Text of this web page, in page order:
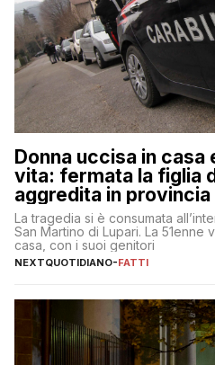
Donna uccisa in casa
vita: fermata la figlia
aggredita in provincia
La tragedia si è consumata
San Martino di Lupari. La 51enne
casa, con i suoi genitori
NEXTQUOTIDIANO-FATTI